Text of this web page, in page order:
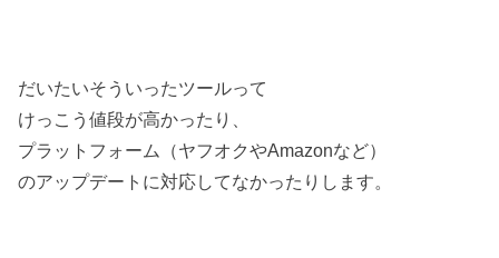
だいたいそういったツールって
けっこう値段が高かったり、
プラットフォーム（ヤフオクやAmazonなど）
のアップデートに対応してなかったりします。